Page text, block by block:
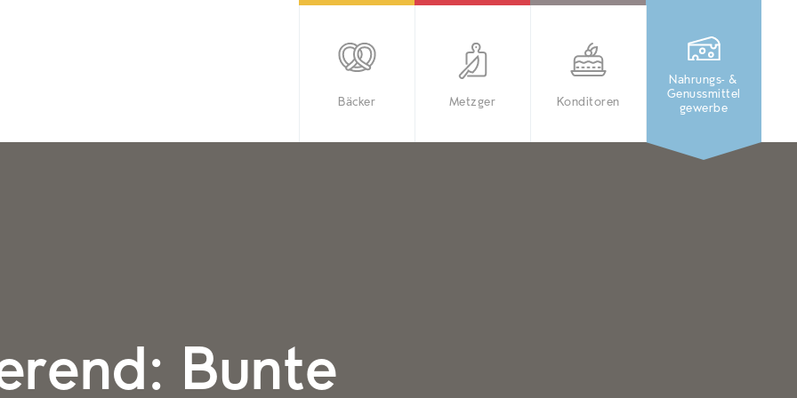
Bäcker Metzger Konditoren
Nahrungs- &
Genussmittel
gewerbe
Bunte